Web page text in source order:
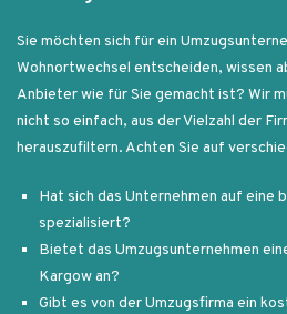
Sie möchten sich für ein
Wohnortwechsel entscheiden, wissen
Anbieter wie für Sie gemacht ist? Wir
nicht so einfach, aus der Vielzahl der
herauszufiltern. Achten Sie auf
Hat sich das Unternehmen auf eine
spezialisiert?
Bietet das Umzugsunternehmen
Kargow an?
Gibt es von der Umzugsfirma ein